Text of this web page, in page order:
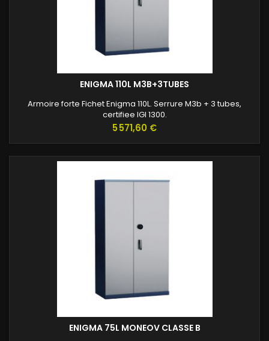
ENIGMA 110L M3B+3TUBES
Armoire forte Fichet Enigma 110L. Serrure M3b + 3 tubes,
certifiee IGI 1300.
Prix
5 571,60 €
ENIGMA 75L MONEOV CLASSE B